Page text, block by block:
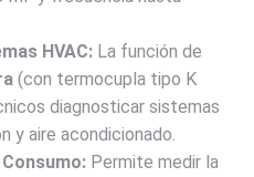
HVAC: La función de
(con termocupla tipo K
diagnosticar sistemas
y aire acondicionado.
Permite medir la